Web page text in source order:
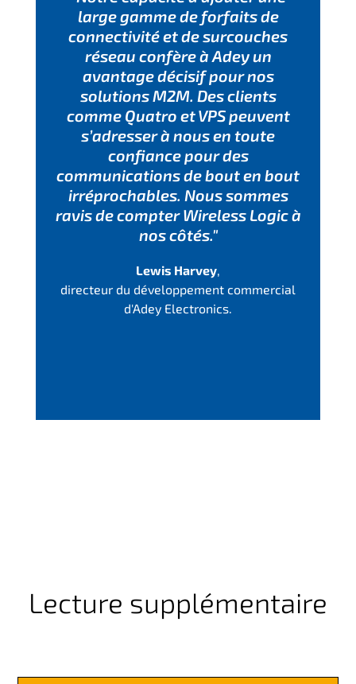
large gamme de forfaits de
connectivité et de surcouches
réseau confère à Adey un
avantage décisif pour nos
solutions M2M. Des clients
comme Quatro et VPS peuvent
s’adresser à nous en toute
confiance pour des
communications de bout en bout
irréprochables. Nous sommes
ravis de compter Wireless Logic à
nos côtés."
Lewis Harvey
directeur du développement commercial
d'Adey Electronics.
Lecture supplémentaire